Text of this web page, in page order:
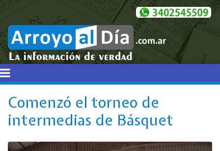
Comenzó el torneo de
intermedias de Básquet